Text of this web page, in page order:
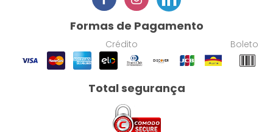
Formas de Pagamento
Crédito Boleto
Total segurança